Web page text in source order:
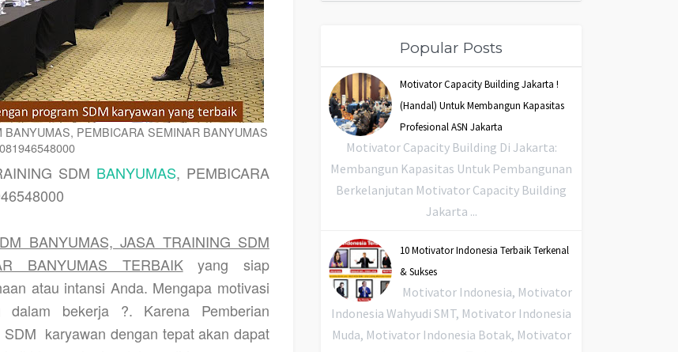
PEMBICARA SEMINAR BANYUMAS
SDM BANYUMAS, PEMBICARA
BANYUMAS, JASA TRAINING SDM
BANYUMAS TERBAIKyang siap
atau intansi Anda. Mengapa motivasi
bekerja ?. Karena Pemberian
karyawan dengan tepat akan dapat
Popular Posts
Motivator Capacity Building Jakarta !
(Handal) Untuk Membangun Kapasitas
Profesional ASN Jakarta
Motivator Capacity Building Di Jakarta:
Membangun Kapasitas Untuk Pembangunan
Berkelanjutan Motivator Capacity Building
Jakarta ...
10 Motivator Indonesia Terbaik Terkenal
& Sukses
Motivator Indonesia, Motivator
Indonesia Wahyudi SMT, Motivator Indonesia
Muda, Motivator Indonesia Botak, Motivator